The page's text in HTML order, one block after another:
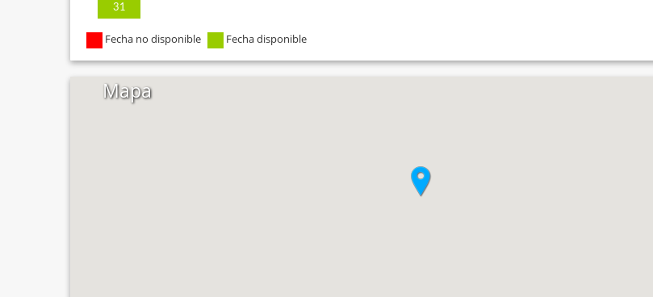
31
Fecha no disponible Fecha disponible
Mapa